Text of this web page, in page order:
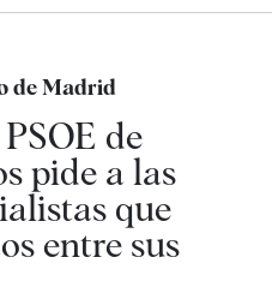
de Madrid
de
pide a las
que
entre sus